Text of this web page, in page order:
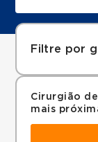
Filtre por
Cirurgião
mais